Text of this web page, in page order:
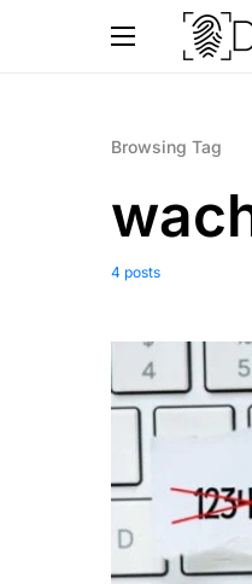
Browsing Tag
4 posts